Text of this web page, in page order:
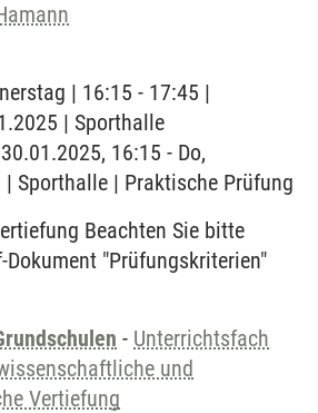
| 16:15 - 17:45 |
| Sporthalle
16:15 - Do,
Sporthalle | Praktische Prüfung
Beachten Sie bitte
"Prüfungskriterien"
- Unterrichtsfach
und
Vertiefung